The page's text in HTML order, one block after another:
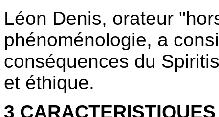
Léon Denis, orateur
phénoménologie, a
conséquences du
et éthique.
3